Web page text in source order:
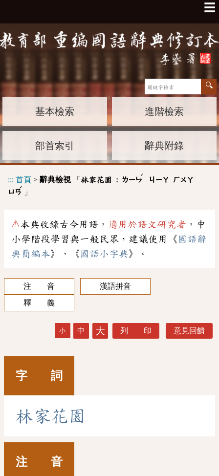
☰
基本檢索 進階檢索
部首索引 辭典附錄
::: 首頁 > 辭典檢視「 林家花園 : ㄌㄧㄣ
ˊ
ㄐㄧㄚ
ㄏㄨㄚ
ㄩㄢ
ˊ
」
⚠本典收錄古今用語， 適用於語文研究者 ，中
小學階段學習與一般民眾，建議使用《 國語辭
典簡編本》、《 國語小字典》。
注 音
漢語拼音
釋 義
小 中 大 列 印 意見回饋
字 詞
林家花 園
注 音